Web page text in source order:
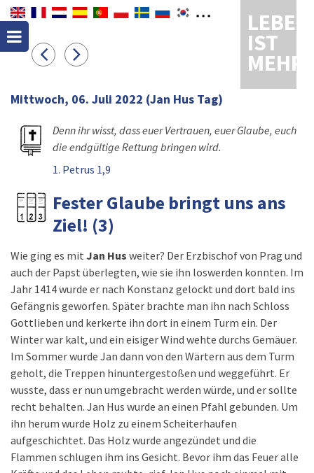
LEBEN
IST
MEHR
Mittwoch, 06. Juli 2022 (Jan Hus Tag)
Denn ihr wisst, dass euer Vertrauen, euer Glaube, euch
die endgültige Rettung bringen wird.
1. Petrus 1,9
Fester Glaube bringt uns ans
Ziel! (3)
Wie ging es mit Jan Hus weiter? Der Erzbischof von Prag und
auch der Papst überlegten, wie sie ihn loswerden konnten. Im
Jahr 1414 wurde er nach Konstanz gelockt und dort bald ins
Gefängnis geworfen. Später brachte man ihn nach Schloss
Gottlieben und kerkerte ihn dort in einem Turm ein. Der
Winter war kalt, und ein eisiger Wind wehte durchs Gemäuer.
Im Sommer wurde Jan dann von den Wärtern aus dem Turm
geholt, die Treppen hinuntergestoßen und weggeführt. Er
wusste, dass er nun umgebracht werden würde, und er sollte
recht behalten. Jan Hus wurde an einen Pfahl gebunden. Um
ihn herum wurde Holz zu einem Scheiterhaufen
aufgeschichtet. Das Holz wurde angezündet und die
Flammen schlugen ihm ins Gesicht. Bevor ihm das Feuer alle